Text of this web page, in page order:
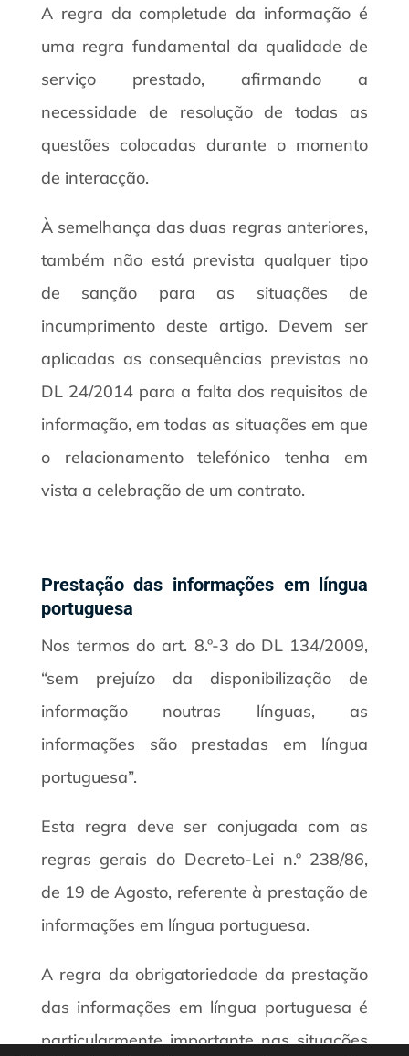
A regra da completude da informação é
uma regra fundamental da qualidade de
serviço prestado, afirmando a
necessidade de resolução de todas as
questões colocadas durante o momento
de interacção.
À semelhança das duas regras anteriores,
também não está prevista qualquer tipo
de sanção para as situações de
incumprimento deste artigo. Devem ser
aplicadas as consequências previstas no
DL 24/2014 para a falta dos requisitos de
informação, em todas as situações em que
o relacionamento telefónico tenha em
vista a celebração de um contrato.
Prestação das informações em língua
portuguesa
Nos termos do art. 8.º-3 do DL 134/2009,
“sem prejuízo da disponibilização de
informação noutras línguas, as
informações são prestadas em língua
portuguesa”.
Esta regra deve ser conjugada com as
regras gerais do Decreto-Lei n.º 238/86,
de 19 de Agosto, referente à prestação de
informações em língua portuguesa.
A regra da obrigatoriedade da prestação
das informações em língua portuguesa é
particularmente importante nas situações